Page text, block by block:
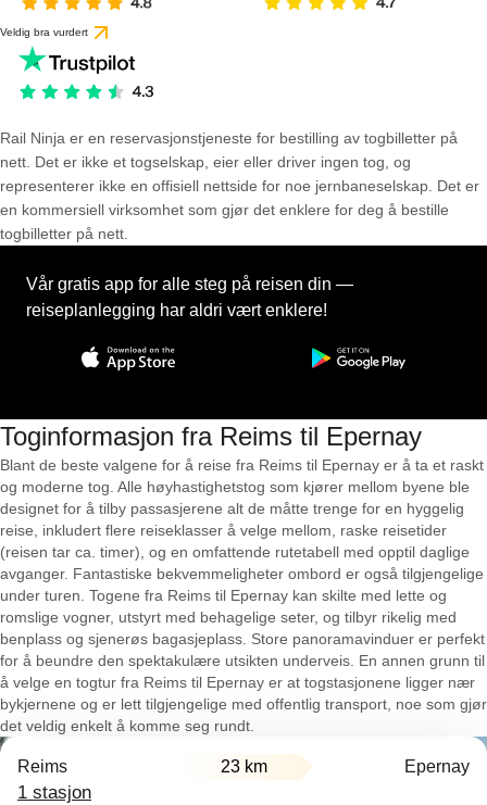
Veldig bra vurdert
Rail Ninja er en reservasjons­tjeneste for bestilling av togbilletter på
nett. Det er ikke et togselskap, eier eller driver ingen tog, og
representerer ikke en offisiell nettside for noe jernbaneselskap. Det er
en kommersiell virksomhet som gjør det enklere for deg å bestille
togbilletter på nett.
Vår gratis app for alle steg på reisen din —
reiseplanlegging har aldri vært enklere!
Toginformasjon fra Reims til Epernay
Blant de beste valgene for å reise fra Reims til Epernay er å ta et raskt
og moderne tog. Alle høyhastighetstog som kjører mellom byene ble
designet for å tilby passasjerene alt de måtte trenge for en hyggelig
reise, inkludert flere reiseklasser å velge mellom, raske reisetider
(reisen tar ca. timer), og en omfattende rutetabell med opptil daglige
avganger. Fantastiske bekvemmeligheter ombord er også tilgjengelige
under turen. Togene fra Reims til Epernay kan skilte med lette og
romslige vogner, utstyrt med behagelige seter, og tilbyr rikelig med
benplass og sjenerøs bagasjeplass. Store panoramavinduer er perfekt
for å beundre den spektakulære utsikten underveis. En annen grunn til
å velge en togtur fra Reims til Epernay er at togstasjonene ligger nær
bykjernene og er lett tilgjengelige med offentlig transport, noe som gjør
det veldig enkelt å komme seg rundt.
Reims 23 km Epernay
1 stasjon